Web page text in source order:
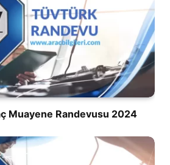
Muayene Randevusu 2024